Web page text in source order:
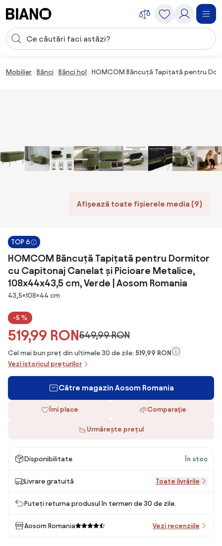
Introducerea căutării
Mobilier Bănci Bănci hol HOMCOM Băncuță Tapițată pentru
Afișează toate fișierele media (9)
TOP 6
HOMCOM Băncuță Tapițată pentru Dormitor
cu Capitonaj Canelat și Picioare Metalice,
108x44x43,5 cm, Verde | Aosom Romania
Dimensiuni
43,5×108×44 cm
-5 %
519,99 RON549,99 RON
Cel mai bun preț din ultimele 30 de zile: 519,99 RON
Vezi istoricul prețurilor
Către magazin Aosom Romania
Îmi place Comparaţie
Urmărește prețul
Disponibilitate În stoc
Livrare gratuită Toate livrările
Puteți returna produsul în termen de 30 de zile.
Aosom Romania Vezi recenziile